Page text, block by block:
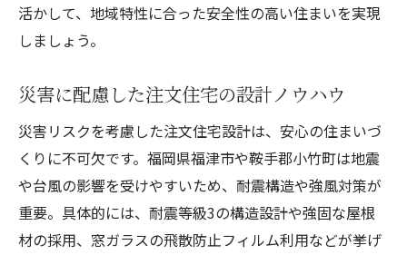
活かして、地域特性に合った安全性の高い住まいを実現
しましょう。
災害に配慮した注文住宅の設計ノウハウ
災害リスクを考慮した注文住宅設計は、安心の住まいづ
くりに不可欠です。福岡県福津市や鞍手郡小竹町は地震
や台風の影響を受けやすいため、耐震構造や強風対策が
重要。具体的には、耐震等級3の構造設計や強固な屋根
材の採用、窓ガラスの飛散防止フィルム利用などが挙げ